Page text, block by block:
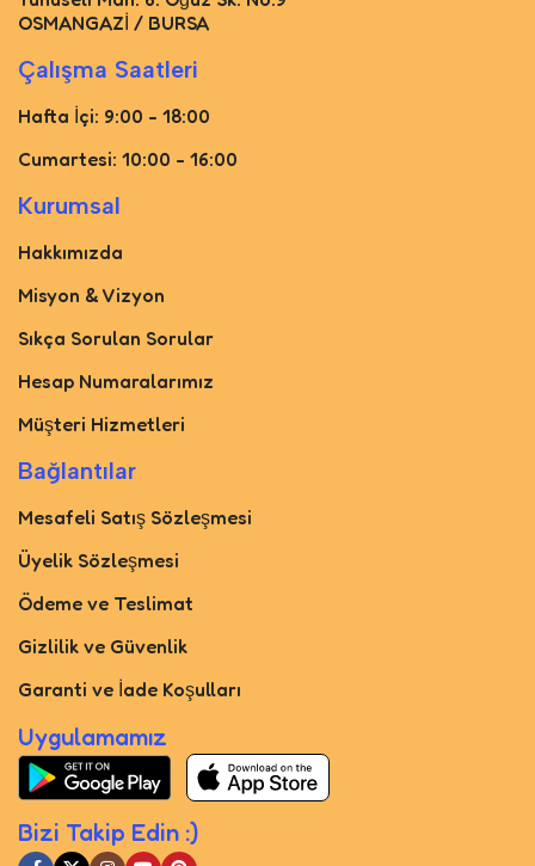
OSMANGAZİ / BURSA
Çalışma Saatleri
Hafta İçi: 9:00 - 18:00
Cumartesi: 10:00 - 16:00
Kurumsal
Hakkımızda
Misyon & Vizyon
Sıkça Sorulan Sorular
Hesap Numaralarımız
Müşteri Hizmetleri
Bağlantılar
Mesafeli Satış Sözleşmesi
Üyelik Sözleşmesi
Ödeme ve Teslimat
Gizlilik ve Güvenlik
Garanti ve İade Koşulları
Uygulamamız
Bizi Takip Edin :)